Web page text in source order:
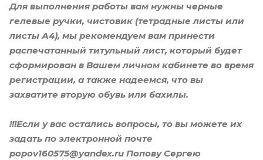
Для выполнения работы вам нужны черные
гелевые ручки, чистовик (тетрадные лиcты или
листы А4), мы рекомендуем вам принести
распечатанный титульный лист, который будет
сформирован в Вашем личном кабинете во время
регистрации, а также надеемся, что вы
захватите вторую обувь или бахилы.
!!!Если у вас остались вопросы, то вы можете их
задать по электронной почте
popov160575@yandex.ru Попову Сергею